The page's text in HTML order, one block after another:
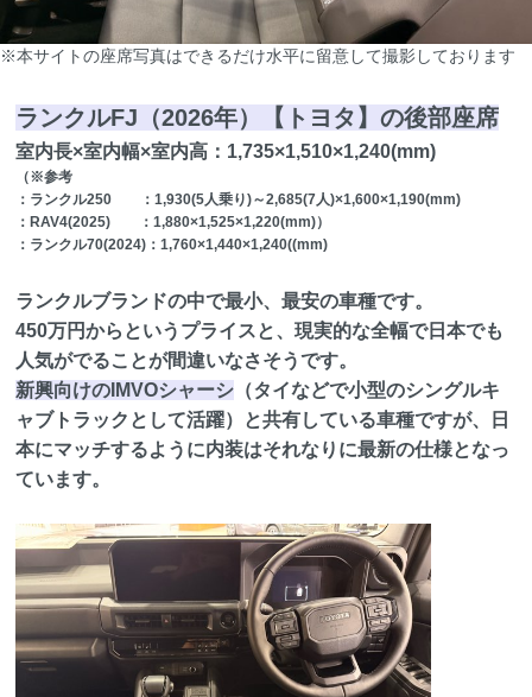
※本サイトの座席写真はできるだけ水平に留意して撮影しております
ランクルFJ（2026年）【トヨタ】の後部座席
室内長×室内幅×室内高：1,735×1,510×1,240(mm)
（※参考
：ランクル250 ：1,930(5人乗り)～2,685(7人)×1,600×1,190(mm)
：RAV4(2025) ：1,880×1,525×1,220(mm)）
：ランクル70(2024)：1,760×1,440×1,240((mm)
ランクルブランドの中で最小、最安の車種です。
450万円からというプライスと、現実的な全幅で日本でも
人気がでることが間違いなさそうです。
新興向けのIMVOシャーシ （タイなどで小型のシングルキ
ャブトラックとして活躍）と共有している車種ですが、日
本にマッチするように内装はそれなりに最新の仕様となっ
ています。